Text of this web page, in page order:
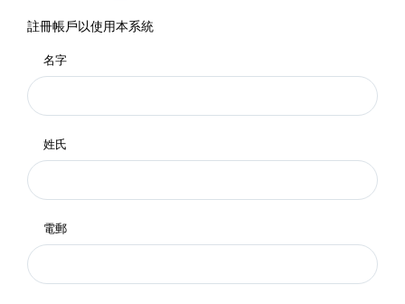
註冊帳戶以使用本系統
名字
姓氏
電郵